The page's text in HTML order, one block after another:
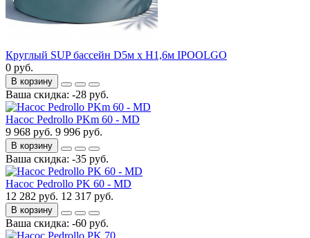
Круглый SUP бассейн D5м х H1,6м IPOOLGO
0 руб.
В корзину
Ваша скидка: -28 руб.
Насос Pedrollo PKm 60 - MD
9 968 руб. 9 996 руб.
В корзину
Ваша скидка: -35 руб.
Насос Pedrollo PK 60 - MD
12 282 руб. 12 317 руб.
В корзину
Ваша скидка: -60 руб.